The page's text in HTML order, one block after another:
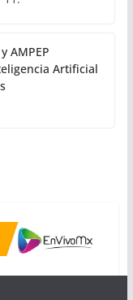
AMPEP
Artificial